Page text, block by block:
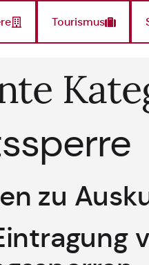
Tourismus
zu